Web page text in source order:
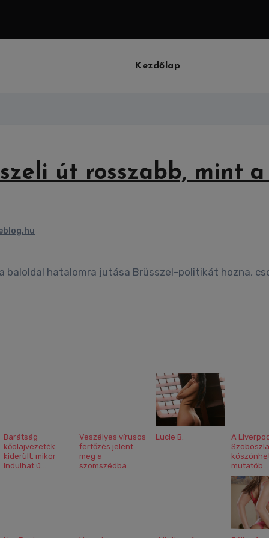
Kezdőlap
út rosszabb, mint
Barátság
kőolajvezeték:
kiderült, mikor
indulhat ú...
Veszélyes vírusos
fertőzés jelent
meg a
szomszédba...
Lucie B.
A
mutatób...